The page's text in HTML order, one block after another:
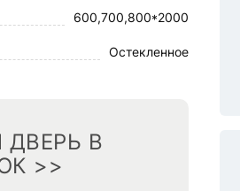
600,700,800*2000
Остекленное
ДВЕРЬ В
>>